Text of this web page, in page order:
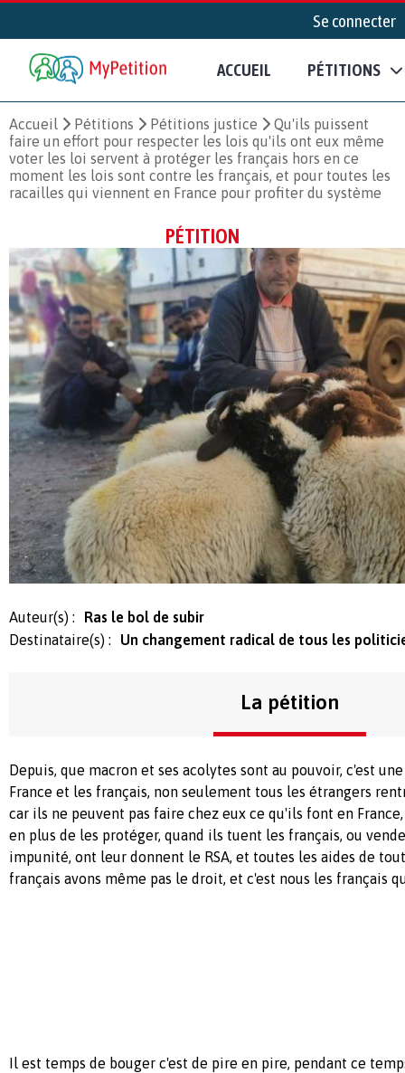
Se connecter
ACCUEIL PÉTITIONS
Accueil Pétitions Pétitions justice
Qu'ils puissent
faire un effort pour respecter les lois qu'ils ont eux même
voter les loi servent à protéger les français hors en ce
moment les lois sont contre les français, et pour toutes les
racailles qui viennent en France pour profiter du système
PÉTITION
Auteur(s) :
Ras le bol de subir
Destinataire(s) :
Un changement radical de tous les
La pétition
Depuis, que macron et ses acolytes sont au pouvoir, c'est
France et les français, non seulement tous les étrangers
car ils ne peuvent pas faire chez eux ce qu'ils font en
en plus de les protéger, quand ils tuent les français, ou
impunité, ont leur donnent le RSA, et toutes les aides de
français avons même pas le droit, et c'est nous les français
Il est temps de bouger c'est de pire en pire, pendant ce